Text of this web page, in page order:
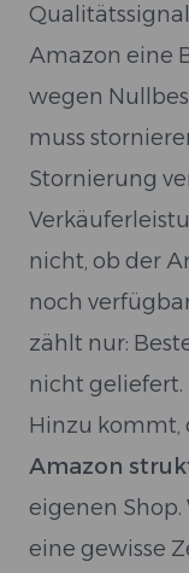
Amazon eine
wegen
muss
Stornierung
nicht, ob der
noch
zählt nur:
nicht geliefert.
Hinzu kommt,
Amazon
eigenen
eine gewisse